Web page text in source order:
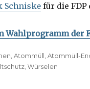
Schniske für die FDP
Wahlprogramm der
Atommüll Atommüll-
Würselen